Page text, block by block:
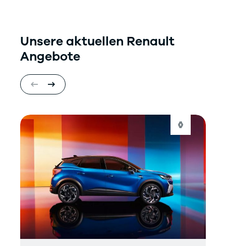
Unsere aktuellen Renault
Angebote